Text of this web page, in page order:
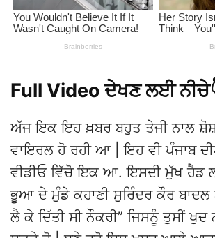
Full Video ਦੇਖਣ ਲਈ
ਅੱਜ ਇਕ ਇਹ ਖ਼ਬਰ ਬਹੁਤ ਤੇਜੀ ਨਾਲ
ਵਾਇਰਲ ਹੋ ਰਹੀ ਆ | ਇਹ ਵੀ ਪੰਜਾਬ
ਵੀਡੀਓ ਵਿੱਚੋ ਇਕ ਆ. ਇਸਦੀ ਮੁੱਖ ਹੈਡ
ਭੂਆ ਦੇ ਮੁੰਡੇ ਕਹਾਣੀ ਸੁਰਿੰਦਰ ਕੌਰ
ਲੈ ਕੇ ਦਿੱਤੀ ਸੀ ਨੌਕਰੀ” ਜਿਸਨੂੰ ਤੁਸੀਂ ਖੁਦ